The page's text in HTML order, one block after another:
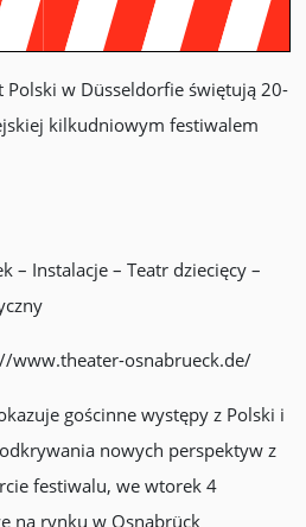
Polski w Düsseldorfie świętują 20-
kilkudniowym festiwalem
– Instalacje – Teatr dziecięcy –
www.theater-osnabrueck.de/
gościnne występy z Polski i
nowych perspektyw z
festiwalu, we wtorek 4
na rynku w Osnabrück